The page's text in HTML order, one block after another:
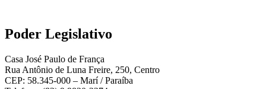
Poder Legislativo
Casa José Paulo de França
Rua Antônio de Luna Freire, 250, Centro
CEP: 58.345-000 – Marí / Paraíba